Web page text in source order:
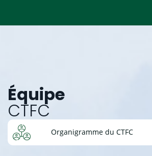
Équipe
CTFC
Organigramme du CTFC